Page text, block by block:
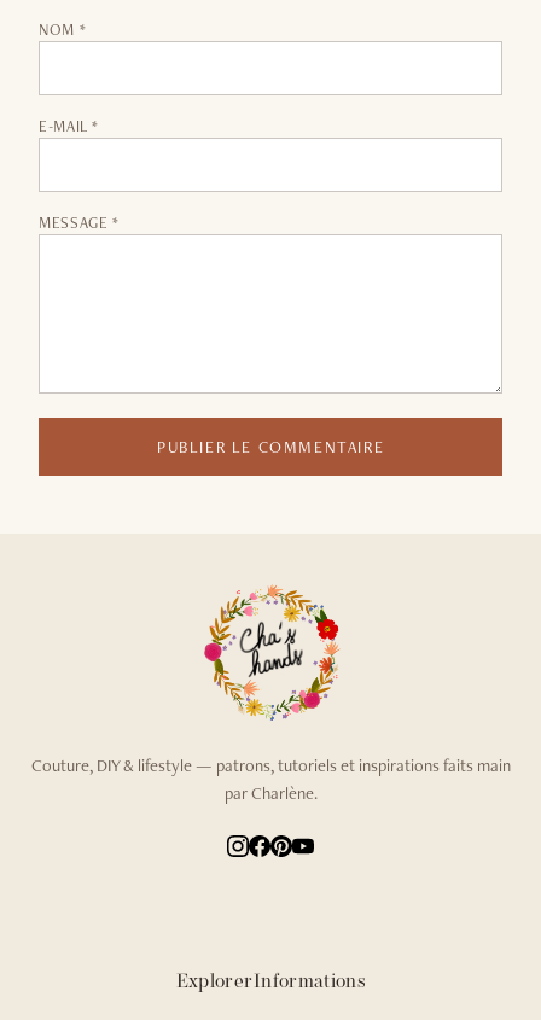
NOM *
E-MAIL *
MESSAGE *
PUBLIER LE COMMENTAIRE
Couture, DIY & lifestyle — patrons, tutoriels et inspirations faits main
par Charlène.
ExplorerInformations